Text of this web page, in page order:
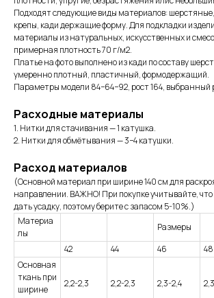
Подходят следующие виды материалов:
крепы, кади держащие форму. Для подкладки
материалы из натуральных, искусственных и
примерная плотность 70 г/м2.
Платье на фото выполнено из кади по составу
умеренно плотный, пластичный, формодержащий.
Параметры модели 84−64−92, рост 164, выбранный
Расходные материалы
1. Нитки для стачивания — 1 катушка.
2. Нитки для обмётывания — 3−4 катушки.
Расход материалов
(Основной материал при ширине 140 см для
направлении. ВАЖНО! При покупке учитывайте,
дать усадку, поэтому берите с запасом 5-10%.)
Материа
лы
Размеры
42
44 46 48
Основная
ткань при
ширине
2,2-2,3 2,2-2,3 2,3-2,4